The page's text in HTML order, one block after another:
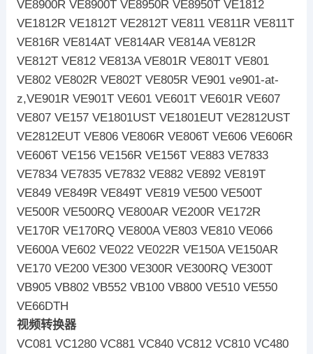
VE8900R VE8900T VE8950R VE8950T VE1812
VE1812R VE1812T VE2812T VE811 VE811R VE811T
VE816R VE814AT VE814AR VE814A VE812R
VE812T VE812 VE813A VE801R VE801T VE801
VE802 VE802R VE802T VE805R VE901 ve901-at-
z,VE901R VE901T VE601 VE601T VE601R VE607
VE807 VE157 VE1801UST VE1801EUT VE2812UST
VE2812EUT VE806 VE806R VE806T VE606 VE606R
VE606T VE156 VE156R VE156T VE883 VE7833
VE7834 VE7835 VE7832 VE882 VE892 VE819T
VE849 VE849R VE849T VE819 VE500 VE500T
VE500R VE500RQ VE800AR VE200R VE172R
VE170R VE170RQ VE800A VE803 VE810 VE066
VE600A VE602 VE022 VE022R VE150A VE150AR
VE170 VE200 VE300 VE300R VE300RQ VE300T
VB905 VB802 VB552 VB100 VB800 VE510 VE550
VE66DTH
视频转换器
VC081 VC1280 VC881 VC840 VC812 VC810 VC480